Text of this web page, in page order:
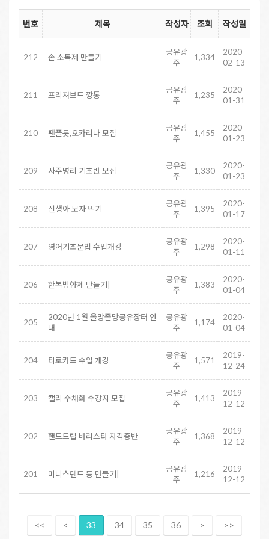
번호 제목 작성자 조회 작성일
212 손 소독제 만들기
공유광
주
1,334
2020-
02-13
211 프리져브드 깡통
공유광
주
1,235
2020-
01-31
210 팬플룻,오카리나 모집
공유광
주
1,455
2020-
01-23
209 사주명리 기초반 모집
공유광
주
1,330
2020-
01-23
208 신생아 모자 뜨기
공유광
주
1,395
2020-
01-17
207 영어기초문법 수업개강
공유광
주
1,298
2020-
01-11
206 한복방향제 만들기|
공유광
주
1,383
2020-
01-04
205
2020년 1월 올망졸망공유장터 안
내
공유광
주
1,174
2020-
01-04
204 타로카드 수업 개강
공유광
주
1,571
2019-
12-24
203 캘리 수채화 수강자 모집
공유광
주
1,413
2019-
12-12
202 핸드드립 바리스타 자격증반
공유광
주
1,368
2019-
12-12
201 미니스탠드 등 만들기|
공유광
주
1,216
2019-
12-12
<< < 33 34 35 36 > >>